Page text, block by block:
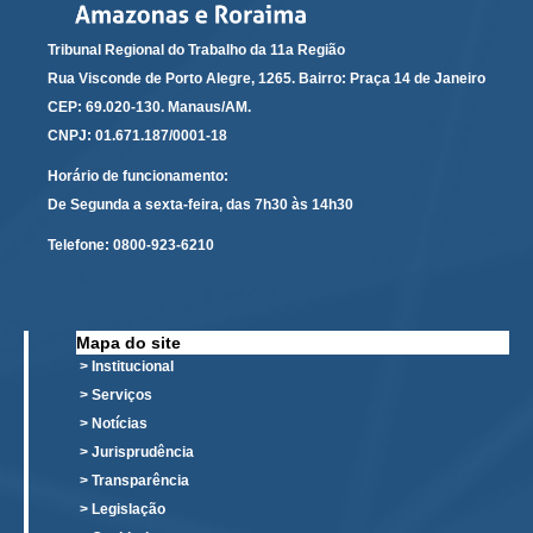
Tribunal Regional do Trabalho da 11a Região
Rua Visconde de Porto Alegre, 1265. Bairro: Praça 14 de Janeiro
CEP: 69.020-130. Manaus/AM.
CNPJ: 01.671.187/0001-18
Horário de funcionamento:
De Segunda a sexta-feira, das 7h30 às 14h30
Telefone: 0800-923-6210
Mapa do site
> Institucional
> Serviços
> Notícias
> Jurisprudência
> Transparência
> Legislação